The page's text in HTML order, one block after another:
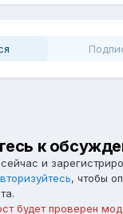
к
и
, чтобы
будет проверен